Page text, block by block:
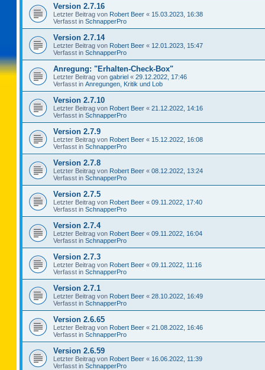
Version 2.7.16
Letzter Beitrag von Robert Beer « 15.03.2023, 16:38
Verfasst in SchnapperPro
Version 2.7.14
Letzter Beitrag von Robert Beer « 12.01.2023, 15:47
Verfasst in SchnapperPro
Anregung: "Erhalten-Check-Box"
Letzter Beitrag von gabriel « 29.12.2022, 17:46
Verfasst in Anregungen, Kritik und Lob
Version 2.7.10
Letzter Beitrag von Robert Beer « 21.12.2022, 14:16
Verfasst in SchnapperPro
Version 2.7.9
Letzter Beitrag von Robert Beer « 15.12.2022, 16:08
Verfasst in SchnapperPro
Version 2.7.8
Letzter Beitrag von Robert Beer « 08.12.2022, 13:24
Verfasst in SchnapperPro
Version 2.7.5
Letzter Beitrag von Robert Beer « 09.11.2022, 17:40
Verfasst in SchnapperPro
Version 2.7.4
Letzter Beitrag von Robert Beer « 09.11.2022, 16:04
Verfasst in SchnapperPro
Version 2.7.3
Letzter Beitrag von Robert Beer « 09.11.2022, 11:16
Verfasst in SchnapperPro
Version 2.7.1
Letzter Beitrag von Robert Beer « 28.10.2022, 16:49
Verfasst in SchnapperPro
Version 2.6.65
Letzter Beitrag von Robert Beer « 21.08.2022, 16:46
Verfasst in SchnapperPro
Version 2.6.59
Letzter Beitrag von Robert Beer « 16.06.2022, 11:39
Verfasst in SchnapperPro